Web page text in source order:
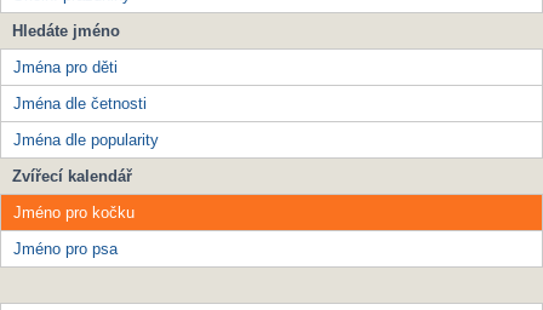
Hledáte jméno
Jména pro děti
Jména dle četnosti
Jména dle popularity
Zvířecí kalendář
Jméno pro kočku
Jméno pro psa